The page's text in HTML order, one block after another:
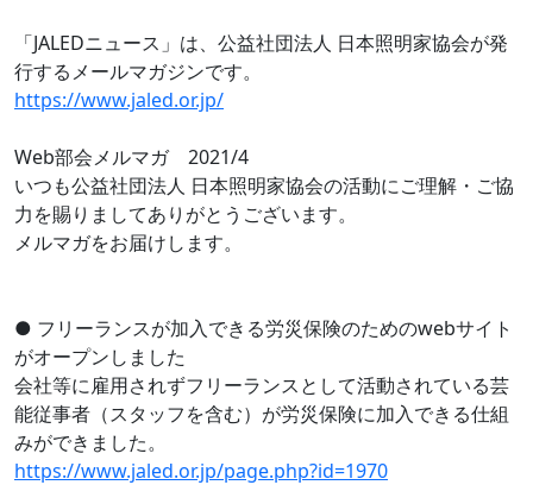
「JALEDニュース」は、公益社団法人 日本照明家協会が発
行するメールマガジンです。
https://www.jaled.or.jp/
Web部会メルマガ 2021/4
いつも公益社団法人 日本照明家協会の活動にご理解・ご協
力を賜りましてありがとうございます。
メルマガをお届けします。
● フリーランスが加入できる労災保険のためのwebサイト
がオープンしました
会社等に雇用されずフリーランスとして活動されている芸
能従事者（スタッフを含む）が労災保険に加入できる仕組
みができました。
https://www.jaled.or.jp/page.php?id=1970